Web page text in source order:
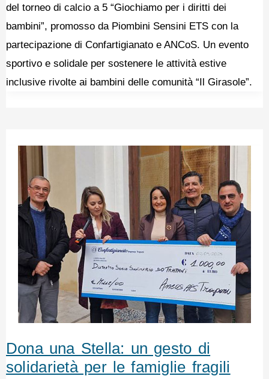
del torneo di calcio a 5 “Giochiamo per i diritti dei
bambini”, promosso da Piombini Sensini ETS con la
partecipazione di Confartigianato e ANCoS. Un evento
sportivo e solidale per sostenere le attività estive
inclusive rivolte ai bambini delle comunità “Il Girasole”.
Dona una Stella: un gesto di
solidarietà per le famiglie fragili